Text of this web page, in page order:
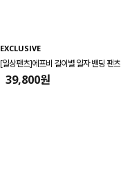
EXCLUSIVE
[일상팬츠]에프비 길이별 일자 밴딩 팬츠
39,800원